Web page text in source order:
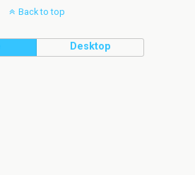
Back to top
Desktop